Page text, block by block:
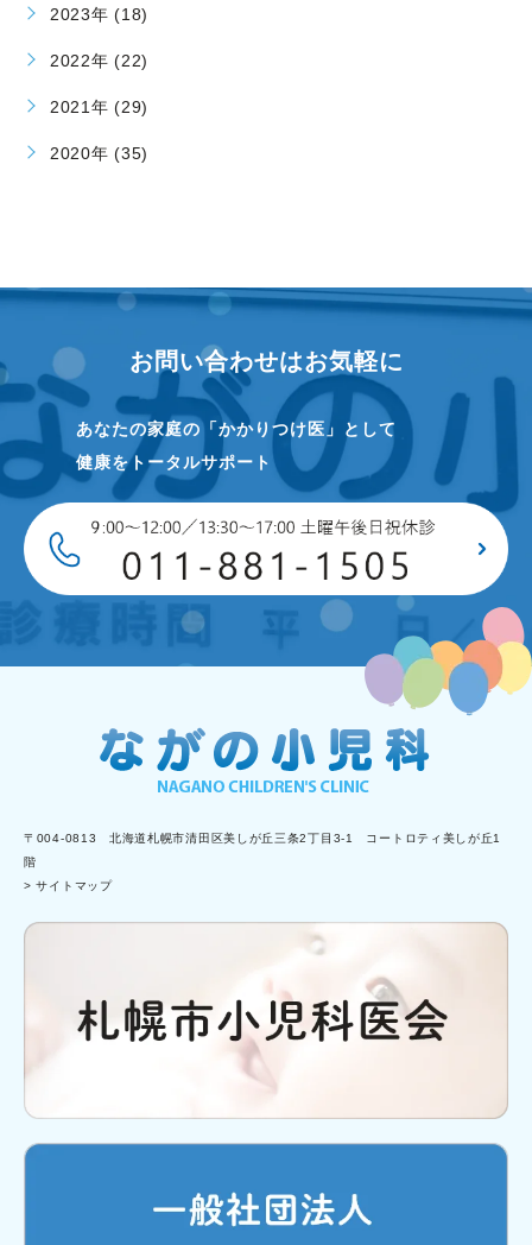
2023年 (18)
2022年 (22)
2021年 (29)
2020年 (35)
お問い合わせはお気軽に
あなたの家庭の「かかりつけ医」として
健康をトータルサポート
〒004-0813 北海道札幌市清田区美しが丘三条2丁目3-1 コートロティ美しが丘1
階
> サイトマップ